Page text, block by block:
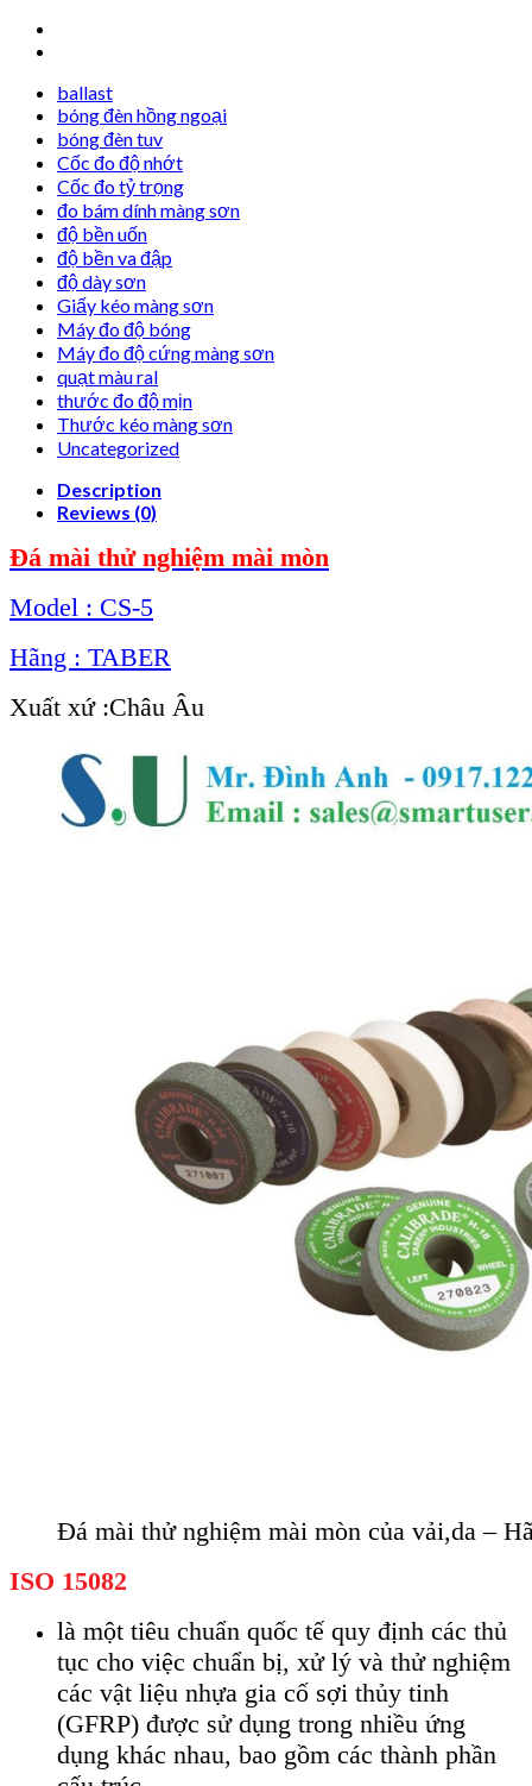
ballast
bóng đèn hồng ngoại
bóng đèn tuv
Cốc đo độ nhớt
Cốc đo tỷ trọng
đo bám dính màng sơn
độ bền uốn
độ bền va đập
độ dày sơn
Giấy kéo màng sơn
Máy đo độ bóng
Máy đo độ cứng màng sơn
quạt màu ral
thước đo độ mịn
Thước kéo màng sơn
Uncategorized
Description
Reviews (0)
Đá mài thử nghiệm mài mòn
Model : CS-5
Hãng : TABER
Xuất xứ :Châu Âu
Đá mài thử nghiệm mài mòn của vải,da –
ISO 15082
là một tiêu chuẩn quốc tế quy định các thủ
tục cho việc chuẩn bị, xử lý và thử nghiệm
các vật liệu nhựa gia cố sợi thủy tinh
(GFRP) được sử dụng trong nhiều ứng
dụng khác nhau, bao gồm các thành phần